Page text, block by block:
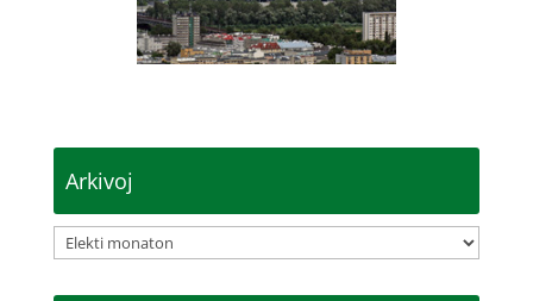
Arkivoj
Arkivoj